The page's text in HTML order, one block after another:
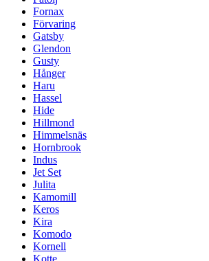
Fornax
Förvaring
Gatsby
Glendon
Gusty
Hånger
Haru
Hassel
Hide
Hillmond
Himmelsnäs
Hornbrook
Indus
Jet Set
Julita
Kamomill
Keros
Kira
Komodo
Kornell
Kotte